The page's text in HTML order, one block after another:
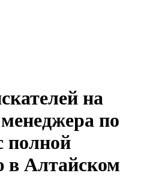
на
по
полной
в Алтайском